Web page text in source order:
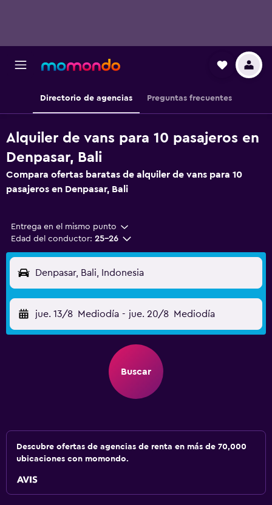
Directorio de agencias Preguntas frecuentes
Alquiler de vans para 10 pasajeros en
Denpasar, Bali
Compara ofertas baratas de alquiler de vans para 10
pasajeros en Denpasar, Bali
Entrega en el mismo punto
Edad del conductor: 25-26
Denpasar, Bali, Indonesia
jue. 13/8 Mediodía - jue. 20/8 Mediodía
Buscar
Descubre ofertas de agencias de renta en más de 70,000
ubicaciones con momondo.